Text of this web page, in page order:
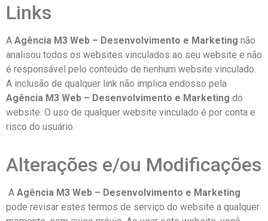
Links
A Agência M3 Web – Desenvolvimento e Marketing não
analisou todos os websites vinculados ao seu website e não
é responsável pelo conteúdo de nenhum website vinculado.
A inclusão de qualquer link não implica endosso pela
Agência M3 Web – Desenvolvimento e Marketing do
website. O uso de qualquer website vinculado é por conta e
risco do usuário.
Alterações e/ou Modificações
A Agência M3 Web – Desenvolvimento e Marketing
pode revisar estes termos de serviço do website a qualquer